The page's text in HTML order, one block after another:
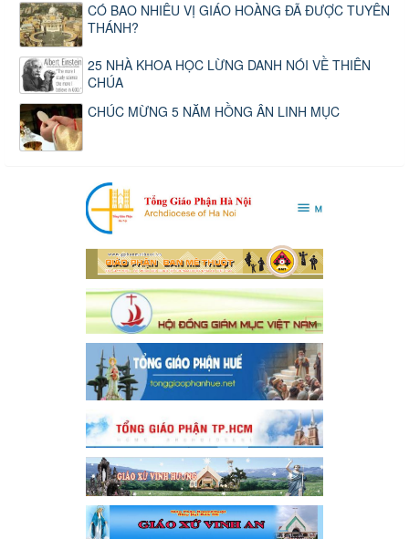
CÓ BAO NHIÊU VỊ GIÁO HOÀNG ĐÃ ĐƯỢC TUYÊN
THÁNH?
25 NHÀ KHOA HỌC LỪNG DANH NÓI VỀ THIÊN
CHÚA
CHÚC MỪNG 5 NĂM HỒNG ÂN LINH MỤC